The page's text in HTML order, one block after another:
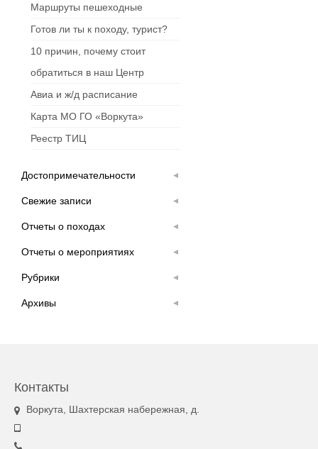
Маршруты пешеходные
Готов ли ты к походу, турист?
10 причин, почему стоит
обратиться в наш Центр
Авиа и ж/д расписание
Карта МО ГО «Воркута»
Реестр ТИЦ
Достопримечательности
Свежие записи
Отчеты о походах
Отчеты о мероприятиях
Рубрики
Архивы
Контакты
Воркута, Шахтерская набережная, д.